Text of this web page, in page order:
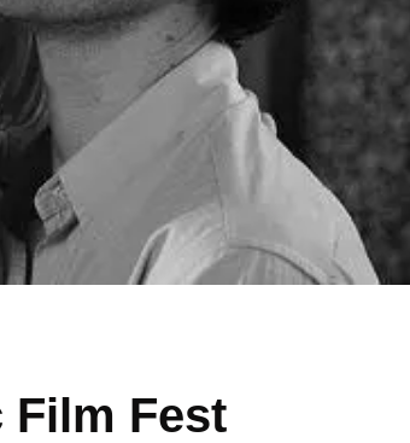
Film Fest